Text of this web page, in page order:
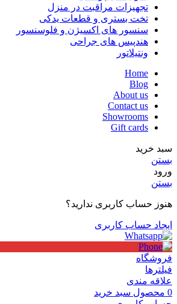
تجهیزات مراقبت در منزل
تخت بستری و قطعات یدکی
سنسور های اکسیژن و فلوسنسور
هندپیس های جراحی
ونتیلاتور
Home
Blog
About us
Contact us
Showrooms
Gift cards
سبد خرید
بستن
ورود
بستن
هنوز حساب کاربری ندارید؟
ایجاد حساب کاربری
فروشگاه
فیلترها
علاقه مندی
0 محصول سبد خرید